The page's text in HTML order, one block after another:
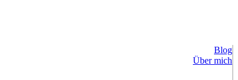
Blog
Über mich